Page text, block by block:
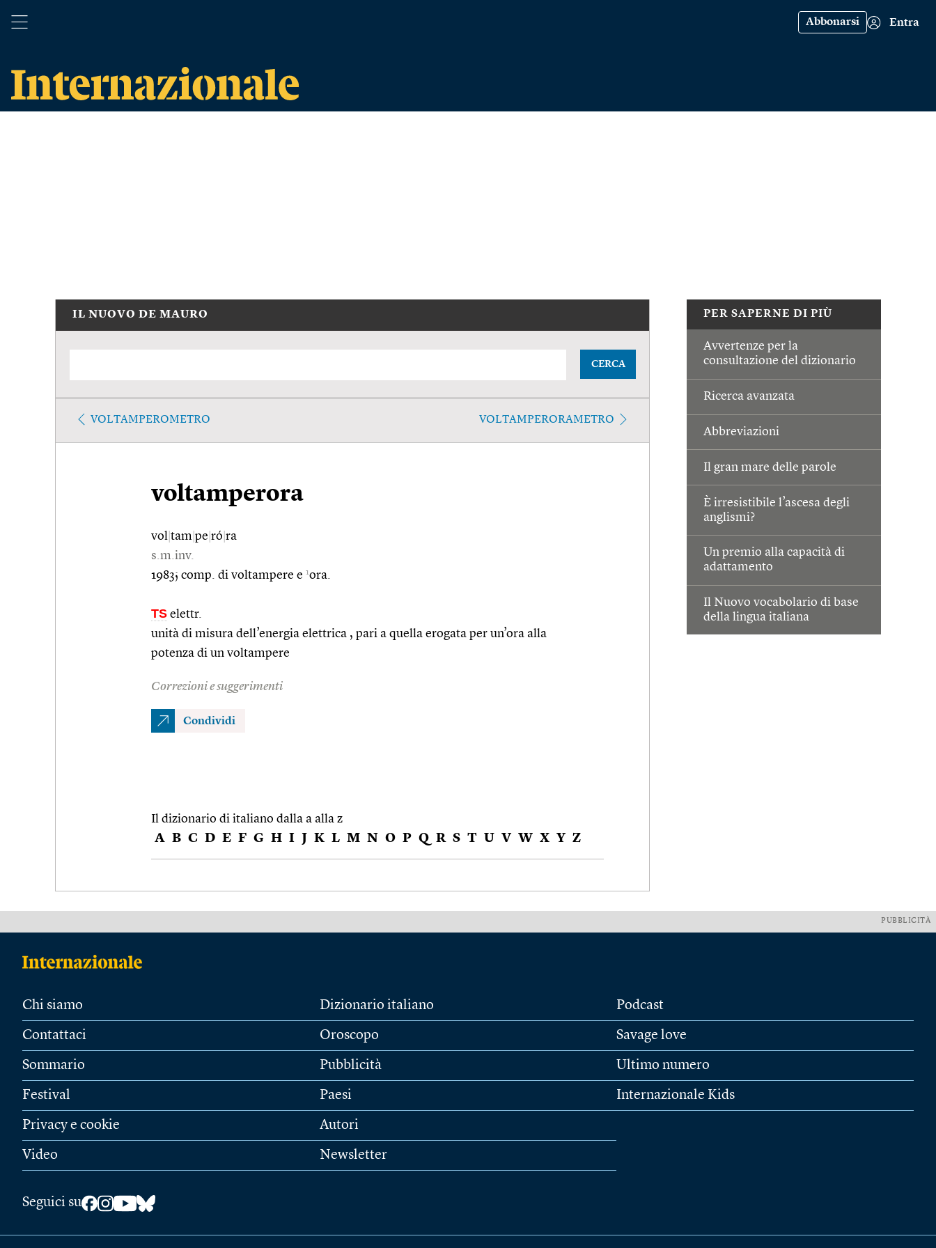
Abbonarsi Entra
PER SAPERNE DI PIÙ
Avvertenze per la
consultazione del dizionario
Ricerca avanzata
Abbreviazioni
Il gran mare delle parole
È irresistibile l’ascesa degli
anglismi?
Un premio alla capacità di
adattamento
Il Nuovo vocabolario di base
della lingua italiana
IL NUOVO DE MAURO
CERCA
VOLTAMPEROMETRO VOLTAMPERORAMETRO
voltamperora
vol tam pe ró ra
s.m.inv.
1983; comp. di voltampere e 1ora.
TS elettr.
unità di misura dell’energia elettrica , pari a quella erogata per un’ora alla
potenza di un voltampere
Correzioni e suggerimenti
Condividi
Il dizionario di italiano dalla a alla z
A B C D E F G H I J K L M N O P Q R S T U V W X Y Z
PUBBLICITÀ
Chi siamo
Contattaci
Sommario
Festival
Privacy e cookie
Video
Dizionario italiano
Oroscopo
Pubblicità
Paesi
Autori
Newsletter
Podcast
Savage love
Ultimo numero
Internazionale Kids
Seguici su